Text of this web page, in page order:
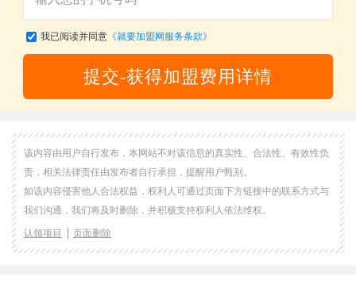
我已阅读并同意《就要加盟网服务条款》
提交-获得加盟费用详情
该内容由用户自行发布，本网站不对该信息的真实性、合法性、有效性负
责，相关法律责任由发布者自行承担，提醒用户甄别。
如该内容侵害他人合法权益，权利人可通过页面下方链接中的联系方式与
我们沟通，我们将及时删除，并积极支持权利人依法维权。
认领项目 页面删除